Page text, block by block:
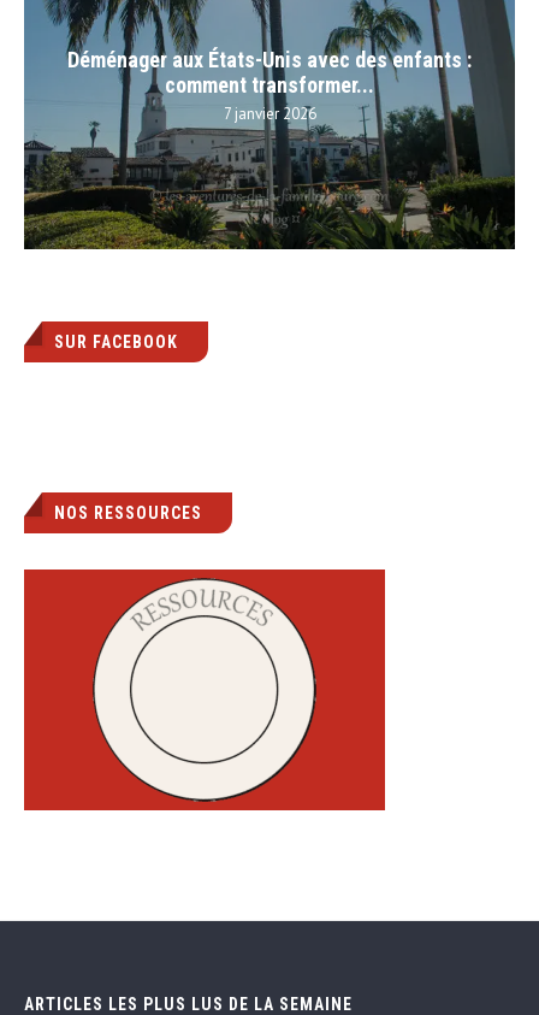
Déménager aux États-Unis avec des enfants :
comment transformer...
7 janvier 2026
SUR FACEBOOK
NOS RESSOURCES
ARTICLES LES PLUS LUS DE LA SEMAINE